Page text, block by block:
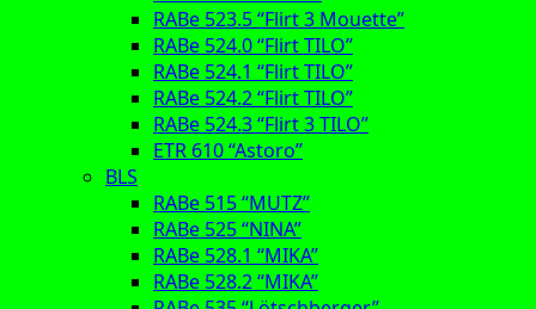
RABe 523.5 “Flirt 3 Mouette”
RABe 524.0 “Flirt TILO”
RABe 524.1 “Flirt TILO”
RABe 524.2 “Flirt TILO”
RABe 524.3 “Flirt 3 TILO”
ETR 610 “Astoro”
BLS
RABe 515 “MUTZ”
RABe 525 “NINA”
RABe 528.1 “MIKA”
RABe 528.2 “MIKA”